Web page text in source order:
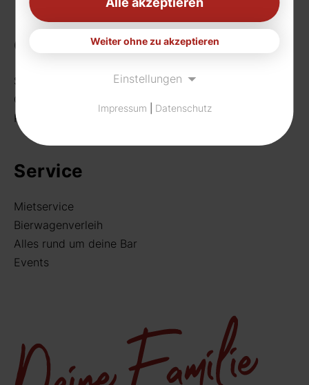
Getränke
Sortiment
Craft Beer
Rund um deine Bar
Service
Mietservice
Bierwagenverleih
Alles rund um deine Bar
Events
Weiter ohne zu akzeptieren
Einstellungen
Impressum Datenschutz